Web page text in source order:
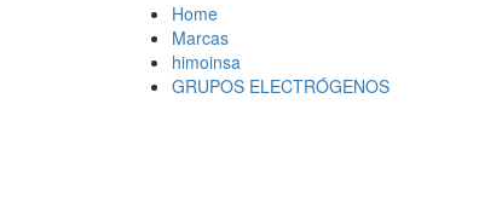
Home
Marcas
himoinsa
GRUPOS ELECTRÓGENOS